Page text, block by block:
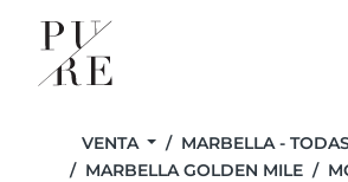
VENTA
MARBELLA -
MARBELLA GOLDEN MILE